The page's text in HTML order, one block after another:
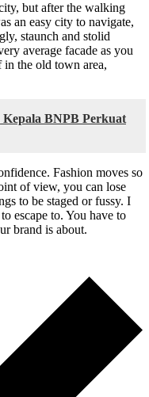
but after the walking
an easy city to navigate,
staunch and stolid
average facade as you
in the old town area,
BNPB Perkuat
Fashion moves so
of view, you can lose
to be staged or fussy. I
escape to. You have to
brand is about.